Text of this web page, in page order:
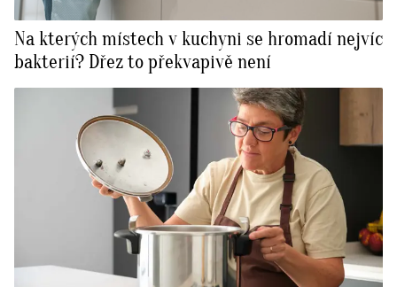
Na kterých místech v kuchyni se hromadí nejvíc
bakterií? Dřez to překvapivě není